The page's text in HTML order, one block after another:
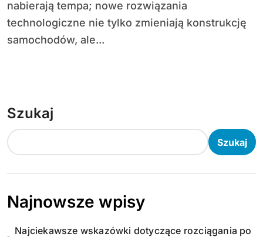
nabierają tempa; nowe rozwiązania
technologiczne nie tylko zmieniają konstrukcję
samochodów, ale...
Szukaj
Szukaj
Najnowsze wpisy
Najciekawsze wskazówki dotyczące rozciągania po